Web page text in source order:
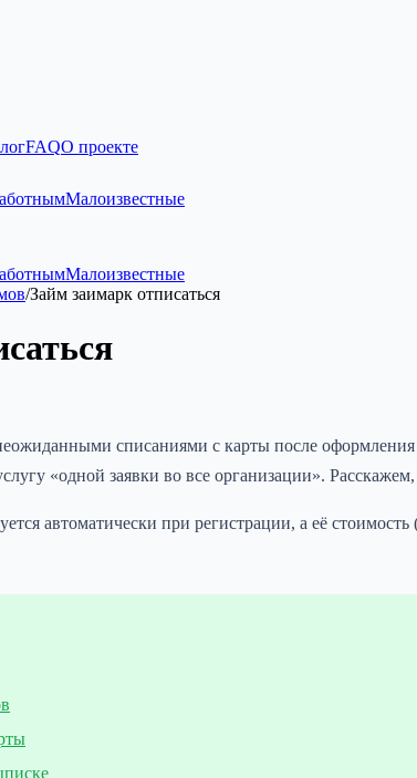
FAQО проекте
Малоизвестные
Малоизвестные
/Займ заимарк отписаться
списаниями с карты после
«одной заявки во все организации». Расскажем,
автоматически при регистрации, а её